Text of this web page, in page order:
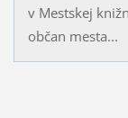
v Mestskej
občan mesta...